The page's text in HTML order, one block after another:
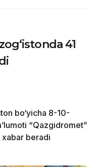
41
bo‘yicha 8-10-
“Qazgidromet”
xabar beradi